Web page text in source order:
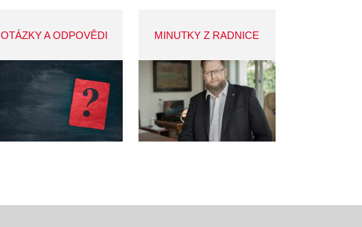
OTÁZKY A ODPOVĚDI MINUTKY Z RADNICE